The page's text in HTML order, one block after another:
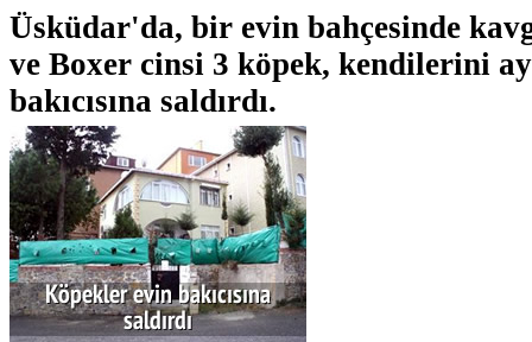
Üsküdar'da, bir evin bahçesinde
ve Boxer cinsi 3 köpek, kendilerini
bakıcısına saldırdı.